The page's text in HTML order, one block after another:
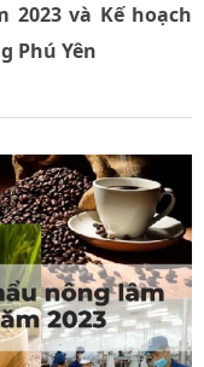
và Kế hoạch
Phú Yên